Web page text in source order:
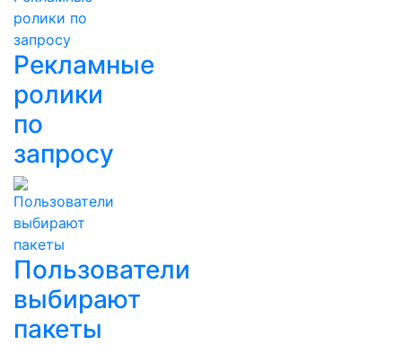
Рекламные
ролики
по
запросу
Пользователи
выбирают
пакеты